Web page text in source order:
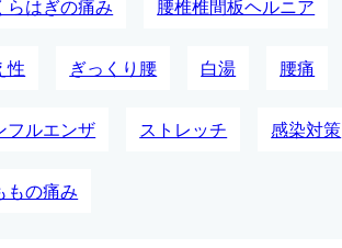
らはぎの痛み 腰椎椎間板ヘルニア
性 ぎっくり腰 白湯 腰痛
フルエンザ ストレッチ 感染対策
もの痛み